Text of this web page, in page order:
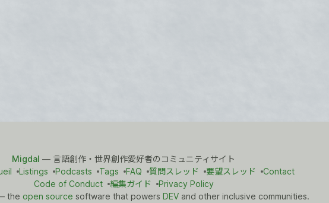
Migdal — 言語創作・世界創作愛好者のコミュニティサイト
Listings Podcasts Tags FAQ 質問スレッド 要望スレッド
Contact
Code of Conduct
編集ガイド
Privacy Policy
the open source software that powers DEVand other inclusive communities.